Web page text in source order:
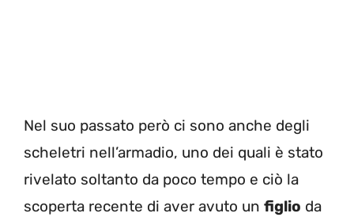
Nel suo passato però ci sono anche degli
scheletri nell’armadio, uno dei quali è stato
rivelato soltanto da poco tempo e ciò la
scoperta recente di aver avuto un figlio da